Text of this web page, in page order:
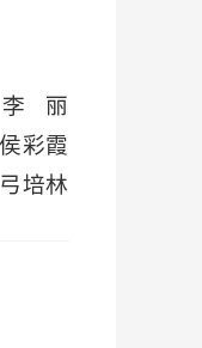
李 丽
彩霞
培林